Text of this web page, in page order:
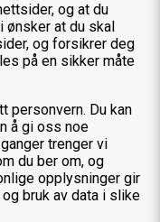
og at du
ønsker at du skal
og forsikrer deg
på en sikker måte
personvern. Du kan
å gi oss noe
trenger vi
du ber om, og
opplysninger gir
bruk av data i slike